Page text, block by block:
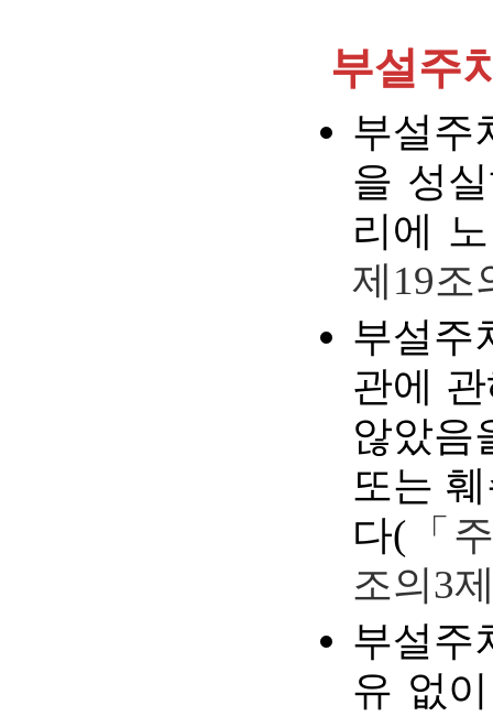
부설주
부설주
을 성
리에
제19조
부설주
관에
않았음
또는
다( 「
조의3
부설주
유 없